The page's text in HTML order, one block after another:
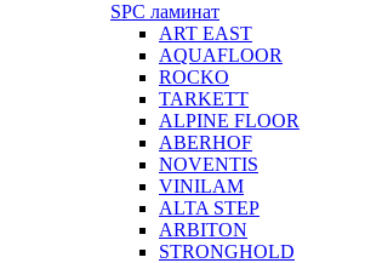
SPC ламинат
ART EAST
AQUAFLOOR
ROCKO
TARKETT
ALPINE FLOOR
ABERHOF
NOVENTIS
VINILAM
ALTA STEP
ARBITON
STRONGHOLD